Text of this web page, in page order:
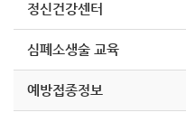
정신건강센터
심폐소생술 교육
예방접종정보